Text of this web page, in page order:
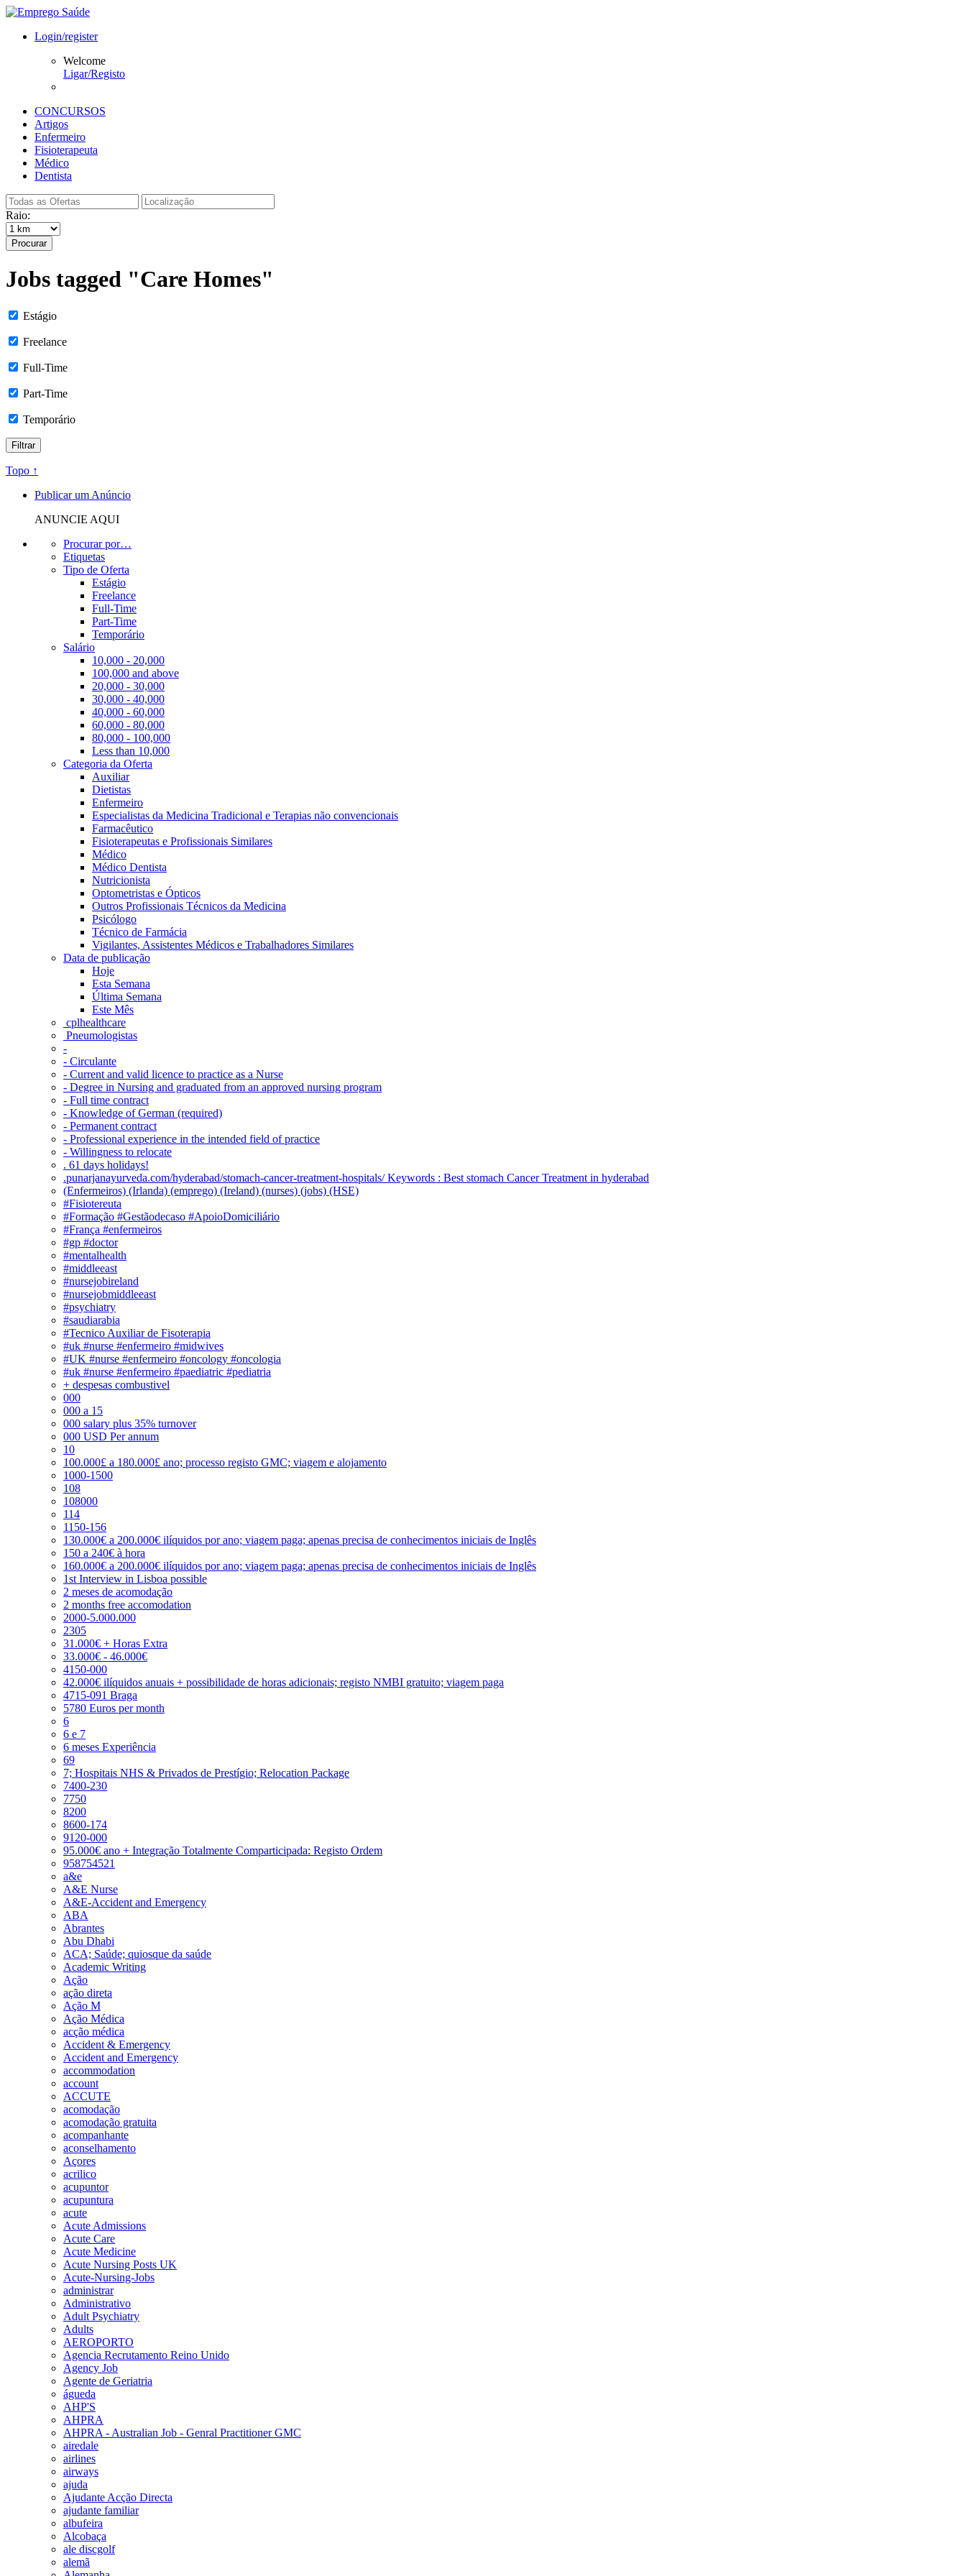
Login/register
Welcome
Ligar/Registo
CONCURSOS
Artigos
Enfermeiro
Fisioterapeuta
Médico
Dentista
Raio:
Procurar
Jobs tagged "Care Homes"
Estágio
Freelance
Full-Time
Part-Time
Temporário
Topo ↑
Publicar um Anúncio
ANUNCIE AQUI
Procurar por…
Etiquetas
Tipo de Oferta
Estágio
Freelance
Full-Time
Part-Time
Temporário
Salário
10,000 - 20,000
100,000 and above
20,000 - 30,000
30,000 - 40,000
40,000 - 60,000
60,000 - 80,000
80,000 - 100,000
Less than 10,000
Categoria da Oferta
Auxiliar
Dietistas
Enfermeiro
Especialistas da Medicina Tradicional e Terapias não convencionais
Farmacêutico
Fisioterapeutas e Profissionais Similares
Médico
Médico Dentista
Nutricionista
Optometristas e Ópticos
Outros Profissionais Técnicos da Medicina
Psicólogo
Técnico de Farmácia
Vigilantes, Assistentes Médicos e Trabalhadores Similares
Data de publicação
Hoje
Esta Semana
Última Semana
Este Mês
‎ cplhealthcare‬
Pneumologistas
-
- Circulante
- Current and valid licence to practice as a Nurse
- Degree in Nursing and graduated from an approved nursing program
- Full time contract
- Knowledge of German (required)
- Permanent contract
- Professional experience in the intended field of practice
- Willingness to relocate
. 61 days holidays!
.punarjanayurveda.com/hyderabad/stomach-cancer-treatment-hospitals/ Keywords : Best stomach Cancer Treatment in hyderabad
(Enfermeiros) (Irlanda) (emprego) (Ireland) (nurses) (jobs) (HSE)
#Fisiotereuta
#Formação #Gestãodecaso #ApoioDomiciliário
#França #enfermeiros
#gp #doctor
#mentalhealth
#middleeast
#nursejobireland
#nursejobmiddleeast
#psychiatry
#saudiarabia
#Tecnico Auxiliar de Fisoterapia
#uk #nurse #enfermeiro #midwives
#UK #nurse #enfermeiro #oncology #oncologia
#uk #nurse #enfermeiro #paediatric #pediatria
+ despesas combustivel
000
000 a 15
000 salary plus 35% turnover
000 USD Per annum
10
100.000£ a 180.000£ ano; processo registo GMC; viagem e alojamento
1000-1500
108
108000
114
1150-156
130.000€ a 200.000€ ilíquidos por ano; viagem paga; apenas precisa de conhecimentos iniciais de Inglês
150 a 240€ à hora
160.000€ a 200.000€ ilíquidos por ano; viagem paga; apenas precisa de conhecimentos iniciais de Inglês
1st Interview in Lisboa possible
2 meses de acomodação
2 months free accomodation
2000-5.000.000
2305
31.000€ + Horas Extra
33.000€ - 46.000€
4150-000
42.000€ ilíquidos anuais + possibilidade de horas adicionais; registo NMBI gratuito; viagem paga
4715-091 Braga
5780 Euros per month
6
6 e 7
6 meses Experiência
69
7; Hospitais NHS & Privados de Prestígio; Relocation Package
7400-230
7750
8200
8600-174
9120-000
95.000€ ano + Integração Totalmente Comparticipada: Registo Ordem
958754521
a&e
A&E Nurse
A&E-Accident and Emergency
ABA
Abrantes
Abu Dhabi
ACA; Saúde; quiosque da saúde
Academic Writing
Ação
ação direta
Ação M
Ação Médica
acção médica
Accident & Emergency
Accident and Emergency
accommodation
account
ACCUTE
acomodação
acomodação gratuita
acompanhante
aconselhamento
Açores
acrilico
acupuntor
acupuntura
acute
Acute Admissions
Acute Care
Acute Medicine
Acute Nursing Posts UK
Acute-Nursing-Jobs
administrar
Administrativo
Adult Psychiatry
Adults
AEROPORTO
Agencia Recrutamento Reino Unido
Agency Job
Agente de Geriatria
águeda
AHP'S
AHPRA
AHPRA - Australian Job - Genral Practitioner GMC
airedale
airlines
airways
ajuda
Ajudante Acção Directa
ajudante familiar
albufeira
Alcobaça
ale discgolf
alemã